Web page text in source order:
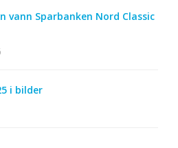
vann Sparbanken Nord Classic
i bilder